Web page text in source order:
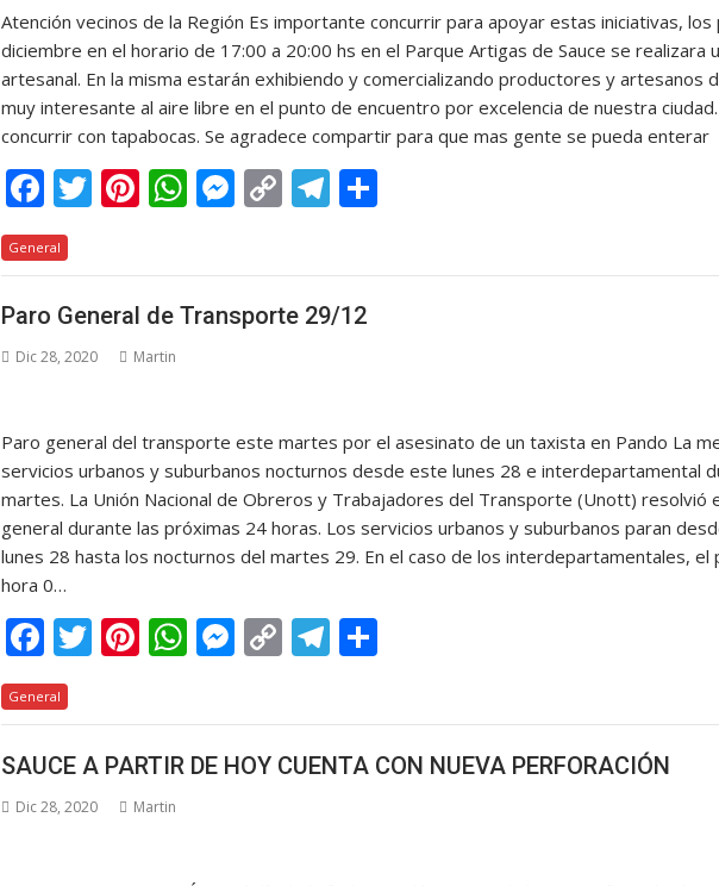
Atención vecinos de la Región Es importante concurrir para apoyar estas iniciativas,
diciembre en el horario de 17:00 a 20:00 hs en el Parque Artigas de Sauce se realizara
artesanal. En la misma estarán exhibiendo y comercializando productores y artesanos
muy interesante al aire libre en el punto de encuentro por excelencia de nuestra
concurrir con tapabocas. Se agradece compartir para que mas gente se pueda enterar
F
ac
e
b
o
o
T
w
itt
er
Pi
nt
er
e
st
W
h
at
s
A
M
e
ss
e
n
C
o
p
y
Li
T
el
e
gr
a
m
General
Paro General de Transporte 29/12
Dic 28, 2020 Martin
Paro general del transporte este martes por el asesinato de un taxista en Pando La
servicios urbanos y suburbanos nocturnos desde este lunes 28 e interdepartamental
martes. La Unión Nacional de Obreros y Trabajadores del Transporte (Unott) resolvió
general durante las próximas 24 horas. Los servicios urbanos y suburbanos paran
lunes 28 hasta los nocturnos del martes 29. En el caso de los interdepartamentales,
hora 0…
F
ac
e
b
o
o
T
itt
er
Pi
er
e
st
W
at
s
A
M
ss
e
n
C
p
y
Li
T
e
gr
a
m
p
ar
General
SAUCE A PARTIR DE HOY CUENTA CON NUEVA PERFORACIÓN
Dic 28, 2020 Martin